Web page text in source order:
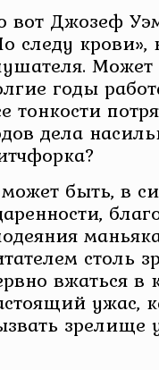
вот Джозеф
следу крови»,
Может
годы
тонкости
дела
быть, в
столь
вжаться в
ужас,
зрелище